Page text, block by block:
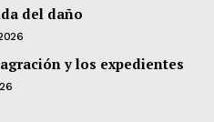
del daño
y los expedientes